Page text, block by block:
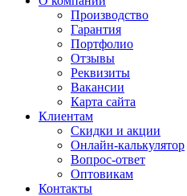
Производство
Гарантия
Портфолио
Отзывы
Реквизиты
Вакансии
Карта сайта
Клиентам
Скидки и акции
Онлайн-калькулятор
Вопрос-ответ
Оптовикам
Контакты